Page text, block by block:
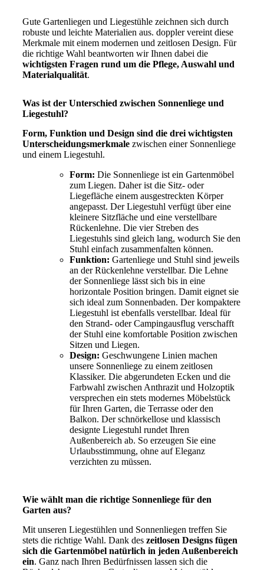
Gute Gartenliegen und Liegestühle zeichnen sich durch
robuste und leichte Materialien aus. doppler vereint diese
Merkmale mit einem modernen und zeitlosen Design. Für
die richtige Wahl beantworten wir Ihnen dabei die
wichtigsten Fragen rund um die Pflege, Auswahl und
Materialqualität.
Was ist der Unterschied zwischen Sonnenliege und
Liegestuhl?
Form, Funktion und Design sind die drei wichtigsten
Unterscheidungsmerkmale zwischen einer Sonnenliege
und einem Liegestuhl.
Form: Die Sonnenliege ist ein Gartenmöbel
zum Liegen. Daher ist die Sitz- oder
Liegefläche einem ausgestreckten Körper
angepasst. Der Liegestuhl verfügt über eine
kleinere Sitzfläche und eine verstellbare
Rückenlehne. Die vier Streben des
Liegestuhls sind gleich lang, wodurch Sie den
Stuhl einfach zusammenfalten können.
Funktion: Gartenliege und Stuhl sind jeweils
an der Rückenlehne verstellbar. Die Lehne
der Sonnenliege lässt sich bis in eine
horizontale Position bringen. Damit eignet sie
sich ideal zum Sonnenbaden. Der kompaktere
Liegestuhl ist ebenfalls verstellbar. Ideal für
den Strand- oder Campingausflug verschafft
der Stuhl eine komfortable Position zwischen
Sitzen und Liegen.
Design: Geschwungene Linien machen
unsere Sonnenliege zu einem zeitlosen
Klassiker. Die abgerundeten Ecken und die
Farbwahl zwischen Anthrazit und Holzoptik
versprechen ein stets modernes Möbelstück
für Ihren Garten, die Terrasse oder den
Balkon. Der schnörkellose und klassisch
designte Liegestuhl rundet Ihren
Außenbereich ab. So erzeugen Sie eine
Urlaubsstimmung, ohne auf Eleganz
verzichten zu müssen.
Wie wählt man die richtige Sonnenliege für den
Garten aus?
Mit unseren Liegestühlen und Sonnenliegen treffen Sie
stets die richtige Wahl. Dank des zeitlosen Designs fügen
sich die Gartenmöbel natürlich in jeden Außenbereich
ein. Ganz nach Ihren Bedürfnissen lassen sich die